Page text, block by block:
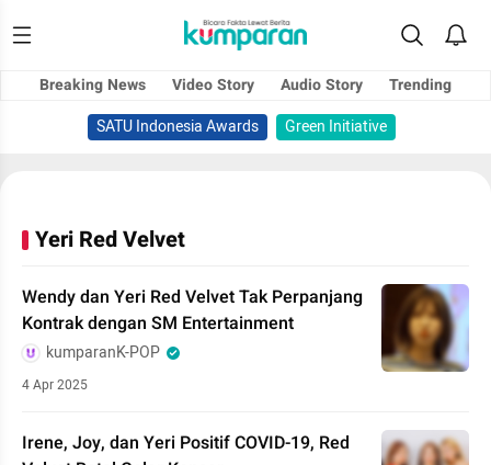
Breaking News Video Story Audio Story
Trending
SATU Indonesia Awards
Green Initiative
Yeri Red Velvet
Wendy dan Yeri Red Velvet Tak Perpanjang
Kontrak dengan SM Entertainment
kumparanK-POP
4 Apr 2025
Irene, Joy, dan Yeri Positif COVID-19, Red